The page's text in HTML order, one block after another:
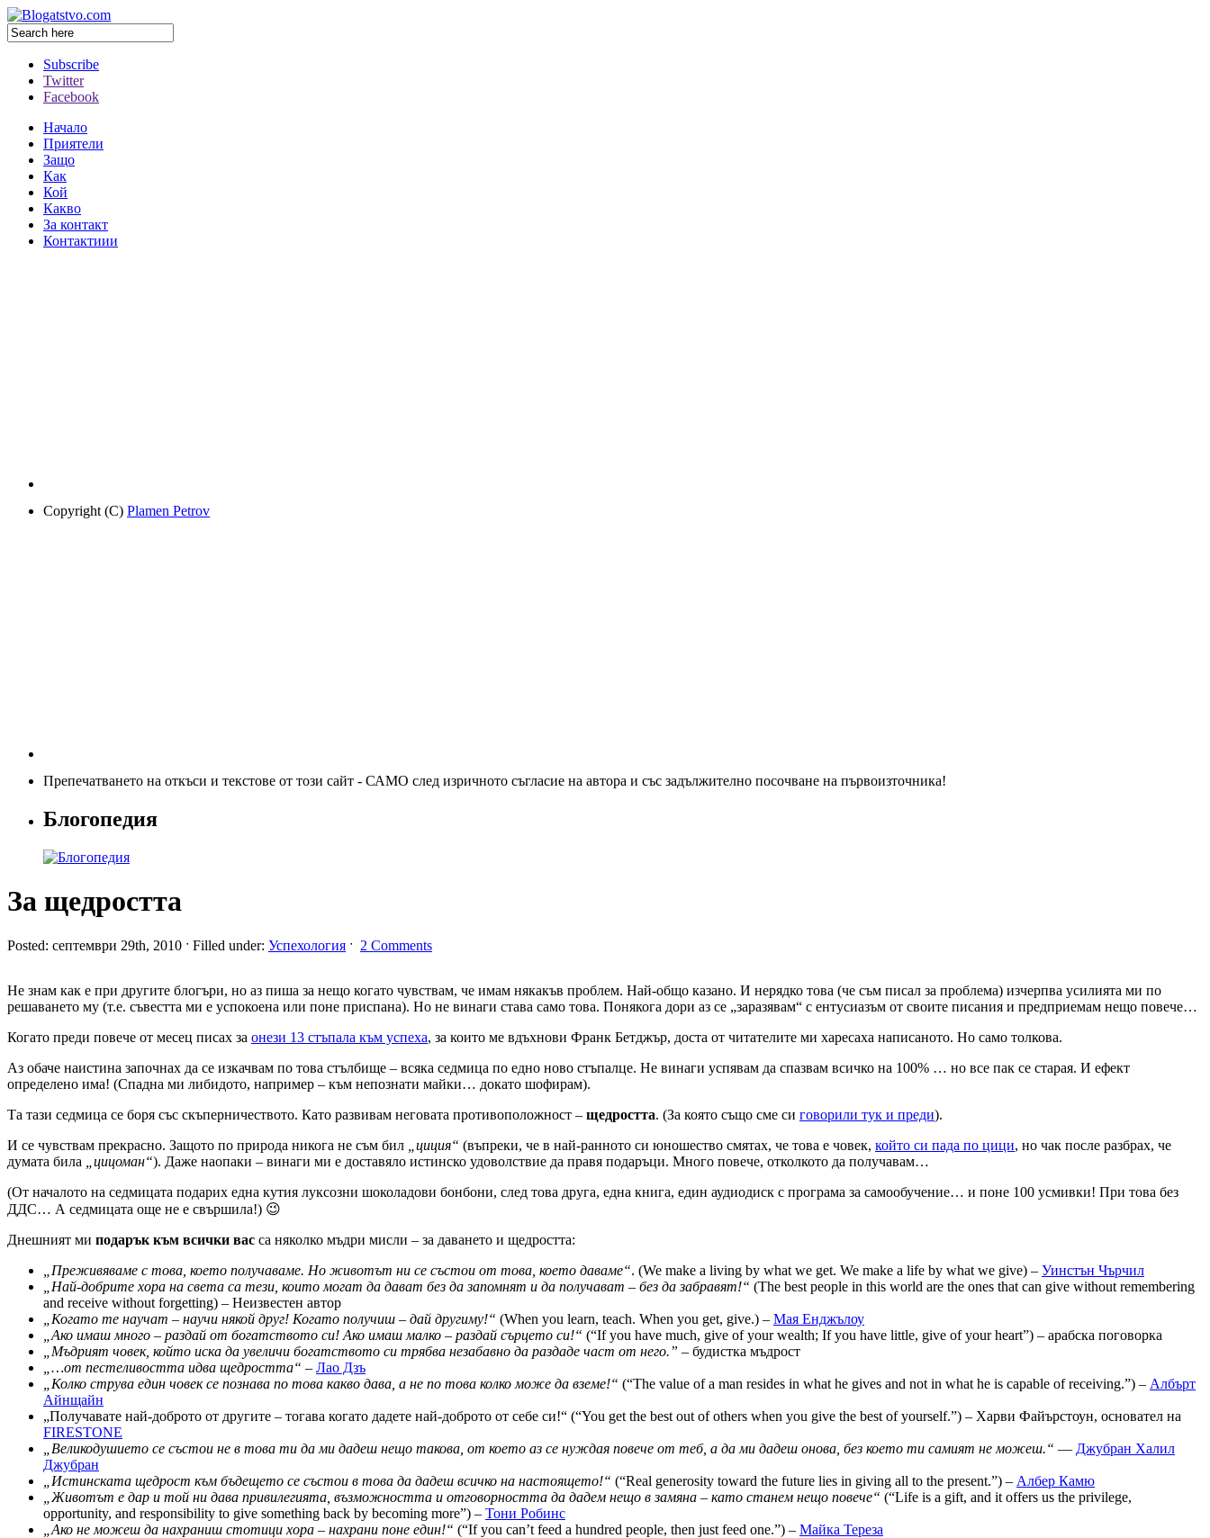
Subscribe
Twitter
Facebook
Начало
Приятели
Защо
Как
Кой
Какво
За контакт
Контактиии
Copyright (C) Plamen Petrov
Препечатването на откъси и текстове от този сайт - САМО след изричното съгласие на автора и със задължително посочване на първоизточника!
Блогопедия
За щедростта
Posted: септември 29th, 2010 ˑ Filled under: Успехология ˑ 2 Comments
Не знам как е при другите блогъри, но аз пиша за нещо когато чувствам, че имам някакъв проблем. Най-общо казано. И нерядко това (че съм писал за проблема) изчерпва усилията ми по
решаването му (т.е. съвестта ми е успокоена или поне приспана). Но не винаги става само това. Понякога дори аз се „заразявам“ с ентусиазъм от своите писания и предприемам нещо повече…
Когато преди повече от месец писах за онези 13 стъпала към успеха, за които ме вдъхнови Франк Бетджър, доста от читателите ми харесаха написаното. Но само толкова.
Аз обаче наистина започнах да се изкачвам по това стълбище – всяка седмица по едно ново стъпалце. Не винаги успявам да спазвам всичко на 100% … но все пак се старая. И ефект
определено има! (Спадна ми либидото, например – към непознати майки… докато шофирам).
Та тази седмица се боря със скъперничеството. Като развивам неговата противоположност – щедростта. (За която също сме си говорили тук и преди).
И се чувствам прекрасно. Защото по природа никога не съм бил
„циция“ (въпреки, че в най-ранното си юношество смятах, че това е човек, който си пада по цици, но чак после разбрах, че
думата била
„цицоман“). Даже наопаки – винаги ми е доставяло истинско удоволствие да правя подаръци. Много повече, отколкото да получавам…
(От началото на седмицата подарих една кутия луксозни шоколадови бонбони, след това друга, една книга, един аудиодиск с програма за самообучение… и поне 100 усмивки! При това без
ДДС… А седмицата още не е свършила!) 😉
Днешният ми подарък към всички вас са няколко мъдри мисли – за даването и щедростта:
„Преживяваме с това, което получаваме. Но животът ни се състои от това, което даваме“. (We make a living by what we get. We make a life by what we give) – Уинстън Чърчил
„Най-добрите хора на света са тези, които могат да дават без да запомнят и да получават – без да забравят!“ (The best people in this world are the ones that can give without remembering
and receive without forgetting) – Неизвестен автор
„Когато те научат – научи някой друг! Когато получиш – дай другиму!“ (When you learn, teach. When you get, give.) – Мая Енджълоу
„Ако имаш много – раздай от богатството си! Ако имаш малко – раздай сърцето си!“ (“If you have much, give of your wealth; If you have little, give of your heart”) – арабска поговорка
„Мъдрият човек, който иска да увеличи богатството си трябва незабавно да раздаде част от него.” – будистка мъдрост
„…от пестеливостта идва щедростта“ – Лао Дзъ
„Колко струва един човек се познава по това какво дава, а не по това колко може да вземе!“ (“The value of a man resides in what he gives and not in what he is capable of receiving.”) – Албърт
Айнщайн
„Получавате най-доброто от другите – тогава когато дадете най-доброто от себе си!“ (“You get the best out of others when you give the best of yourself.”) – Харви Файърстоун, основател на
FIRESTONE
„Великодушието се състои не в това ти да ми дадеш нещо такова, от което аз се нуждая повече от теб, а да ми дадеш онова, без което ти самият не можеш.“ — Джубран Халил
Джубран
„Истинската щедрост към бъдещето се състои в това да дадеш всичко на настоящето!“ (“Real generosity toward the future lies in giving all to the present.”) – Албер Камю
„Животът е дар и той ни дава привилегията, възможността и отговорността да дадем нещо в замяна – като станем нещо повече“ (“Life is a gift, and it offers us the privilege,
opportunity, and responsibility to give something back by becoming more”) – Тони Робинс
„Ако не можеш да нахраниш стотици хора – нахрани поне един!“ (“If you can’t feed a hundred people, then just feed one.”) – Майка Тереза